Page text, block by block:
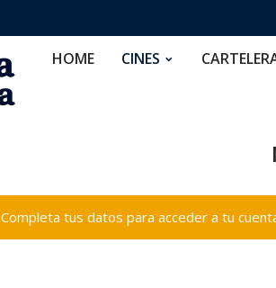
HOME CINES
Completa tus datos para acceder a tu